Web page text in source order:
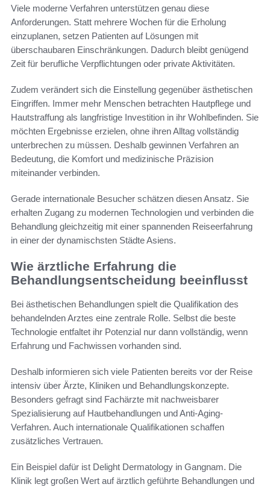
Viele moderne Verfahren unterstützen genau diese
Anforderungen. Statt mehrere Wochen für die Erholung
einzuplanen, setzen Patienten auf Lösungen mit
überschaubaren Einschränkungen. Dadurch bleibt genügend
Zeit für berufliche Verpflichtungen oder private Aktivitäten.
Zudem verändert sich die Einstellung gegenüber ästhetischen
Eingriffen. Immer mehr Menschen betrachten Hautpflege und
Hautstraffung als langfristige Investition in ihr Wohlbefinden. Sie
möchten Ergebnisse erzielen, ohne ihren Alltag vollständig
unterbrechen zu müssen. Deshalb gewinnen Verfahren an
Bedeutung, die Komfort und medizinische Präzision
miteinander verbinden.
Gerade internationale Besucher schätzen diesen Ansatz. Sie
erhalten Zugang zu modernen Technologien und verbinden die
Behandlung gleichzeitig mit einer spannenden Reiseerfahrung
in einer der dynamischsten Städte Asiens.
Wie ärztliche Erfahrung die
Behandlungsentscheidung beeinflusst
Bei ästhetischen Behandlungen spielt die Qualifikation des
behandelnden Arztes eine zentrale Rolle. Selbst die beste
Technologie entfaltet ihr Potenzial nur dann vollständig, wenn
Erfahrung und Fachwissen vorhanden sind.
Deshalb informieren sich viele Patienten bereits vor der Reise
intensiv über Ärzte, Kliniken und Behandlungskonzepte.
Besonders gefragt sind Fachärzte mit nachweisbarer
Spezialisierung auf Hautbehandlungen und Anti-Aging-
Verfahren. Auch internationale Qualifikationen schaffen
zusätzliches Vertrauen.
Ein Beispiel dafür ist Delight Dermatology in Gangnam. Die
Klinik legt großen Wert auf ärztlich geführte Behandlungen und